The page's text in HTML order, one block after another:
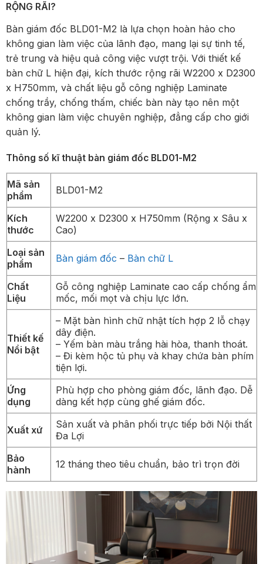
RỘNG RÃI?
Bàn giám đốc BLD01-M2 là lựa chọn hoàn hảo cho
không gian làm việc của lãnh đạo, mang lại sự tinh tế,
trẻ trung và hiệu quả công việc vượt trội. Với thiết kế
bàn chữ L hiện đại, kích thước rộng rãi W2200 x D2300
x H750mm, và chất liệu gỗ công nghiệp Laminate
chống trầy, chống thấm, chiếc bàn này tạo nên một
không gian làm việc chuyên nghiệp, đẳng cấp cho giới
quản lý.
Thông số kĩ thuật bàn giám đốc BLD01-M2
Mã sản
phẩm
BLD01-M2
Kích
thước
W2200 x D2300 x H750mm (Rộng x Sâu x
Cao)
Loại sản
phẩm
Bàn giám đốc – Bàn chữ L
Chất
Liệu
Gỗ công nghiệp Laminate cao cấp chống ẩm
mốc, mối mọt và chịu lực lớn.
Thiết kế
Nổi bật
– Mặt bàn hình chữ nhật tích hợp 2 lỗ chạy
dây điện.
– Yếm bàn màu trắng hài hòa, thanh thoát.
– Đi kèm hộc tủ phụ và khay chứa bàn phím
tiện lợi.
Ứng
dụng
Phù hợp cho phòng giám đốc, lãnh đạo. Dễ
dàng kết hợp cùng ghế giám đốc.
Xuất xứ
Sản xuất và phân phối trực tiếp bởi Nội thất
Đa Lợi
Bảo
hành
12 tháng theo tiêu chuẩn, bảo trì trọn đời